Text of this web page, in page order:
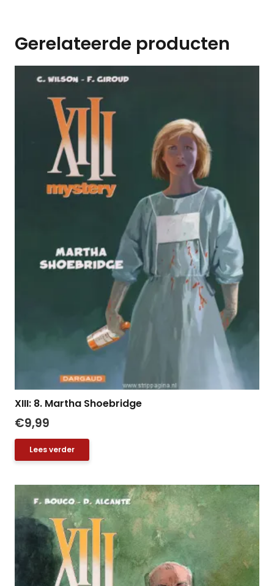
Gerelateerde producten
XIII: 8. Martha Shoebridge
€9,99
Lees verder